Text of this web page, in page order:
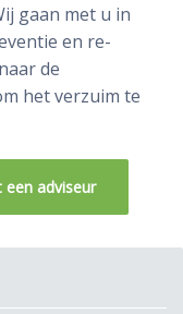
gaan met u in
en re-
de
het verzuim te
een adviseur